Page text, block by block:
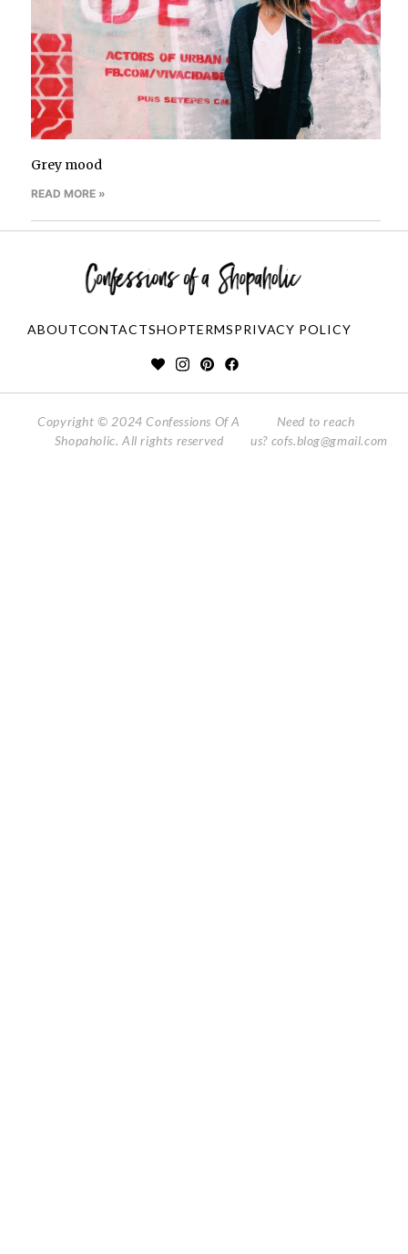
Grey mood
READ MORE »
ABOUTCONTACTSHOPTERMSPRIVACY POLICY
Copyright © 2024 Confessions Of A
Shopaholic. All rights reserved
Need to reach
us? cofs.blog@gmail.com